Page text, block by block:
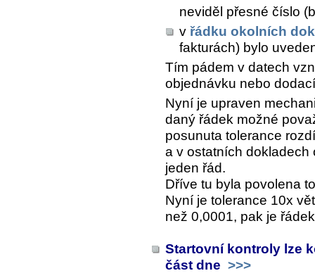
neviděl přesné číslo
v řádku okolních
fakturách) bylo
Tím pádem v datech
objednávku nebo
Nyní je upraven
daný řádek možné
posunuta tolerance
a v ostatních dokladech
jeden řád.
Dříve tu byla povolena
Nyní je tolerance 10x
než 0,0001, pak je
Startovní kontroly lze
část dne >>>